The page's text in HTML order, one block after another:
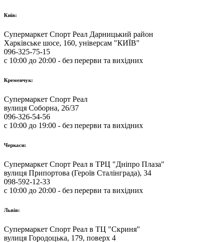
Київ:
Супермаркет Спорт Реал Дарницький район
Харківське шосе, 160, універсам "КИЇВ"
096-325-75-15
с 10:00 до 20:00 - без перерви та вихідних
Кременчук:
Супермаркет Спорт Реал
вулиця Соборна, 26/37
096-326-54-56
с 10:00 до 19:00 - без перерви та вихідних
Черкаси:
Супермаркет Спорт Реал в ТРЦ "Дніпро Плаза"
вулиця Припортова (Героїв Сталінграда), 34
098-592-12-33
с 10:00 до 20:00 - без перерви та вихідних
Львів:
Супермаркет Спорт Реал в ТЦ "Скриня"
вулиця Городоцька, 179, поверх 4